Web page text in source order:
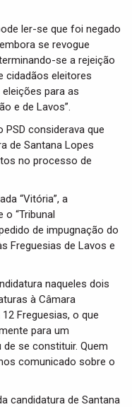
ler-se que foi negado
se revogue
se a rejeição
cidadãos eleitores
eleições para as
e de Lavos”.
PSD considerava que
de Santana Lopes
no processo de
“Vitória”, a
o “Tribunal
de impugnação do
Freguesias de Lavos e
naqueles dois
à Câmara
Freguesias, o que
para um
se constituir. Quem
comunicado sobre o
candidatura de Santana